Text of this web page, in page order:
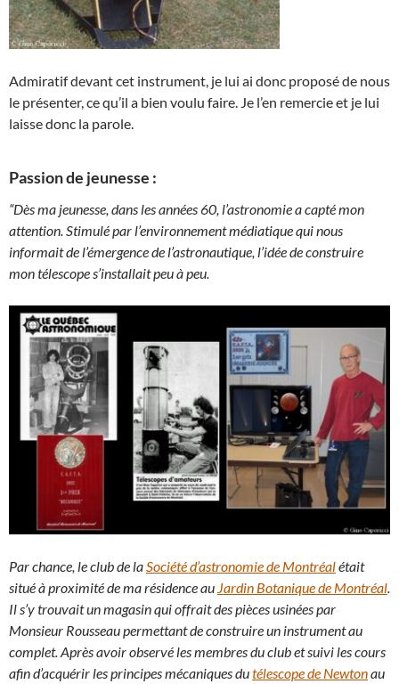
Admiratif devant cet instrument, je lui ai donc proposé de nous
le présenter, ce qu’il a bien voulu faire. Je l’en remercie et je lui
laisse donc la parole.
Passion de jeunesse :
“Dès ma jeunesse, dans les années 60, l’astronomie a capté mon
attention. Stimulé par l’environnement médiatique qui nous
informait de l’émergence de l’astronautique, l’idée de construire
mon télescope s’installait peu à peu.
Par chance, le club de la Société d’astronomie de Montréalétait
situé à proximité de ma résidence au Jardin Botanique de Montréal
Il s’y trouvait un magasin qui offrait des pièces usinées par
Monsieur Rousseau permettant de construire un instrument au
complet. Après avoir observé les membres du club et suivi les cours
afin d’acquérir les principes mécaniques dutélescope de Newtonau